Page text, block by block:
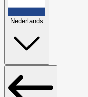
Nederlands